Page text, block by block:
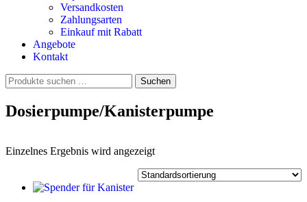
Versandkosten
Zahlungsarten
Einkauf mit Rabatt
Angebote
Kontakt
Suchen
nach:
Suchen
Dosierpumpe/Kanisterpumpe
Einzelnes Ergebnis wird angezeigt